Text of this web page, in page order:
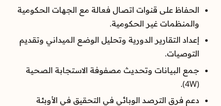
الحفاظ على قنوات اتصال فعالة مع الجهات الحكومية
والمنظمات غير الحكومية.
إعداد التقارير الدورية وتحليل الوضع الميداني وتقديم
التوصيات.
جمع البيانات وتحديث مصفوفة الاستجابة الصحية
(4W).
دعم فرق الترصد الوبائي في التحقيق في الأوبئة